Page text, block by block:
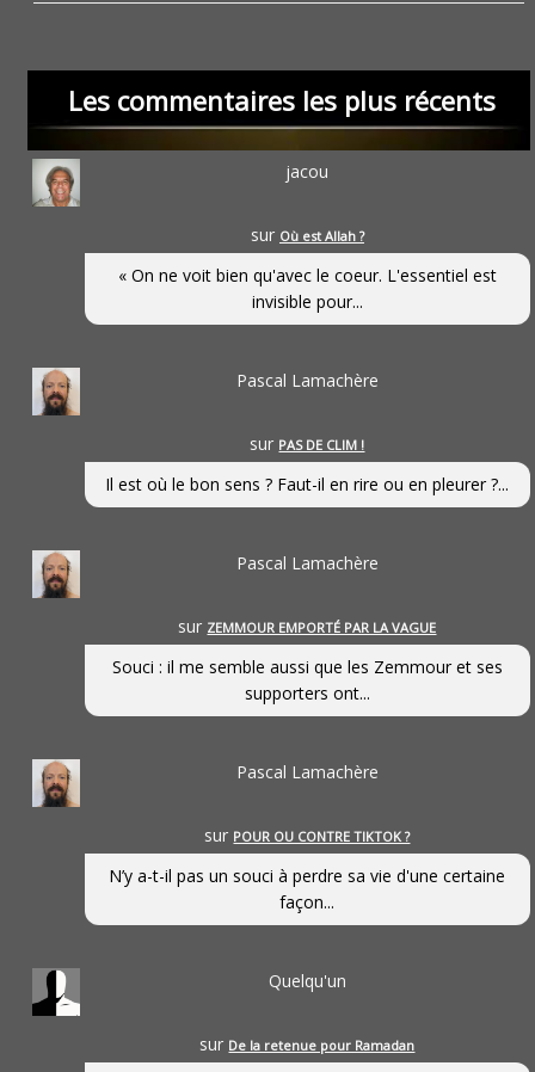
Les commentaires les plus récents
jacou
sur Où est Allah ?
« On ne voit bien qu'avec le coeur. L'essentiel est
invisible pour...
Pascal Lamachère
sur PAS DE CLIM !
Il est où le bon sens ? Faut-il en rire ou en pleurer ?...
Pascal Lamachère
sur ZEMMOUR EMPORTÉ PAR LA VAGUE
Souci : il me semble aussi que les Zemmour et ses
supporters ont...
Pascal Lamachère
sur POUR OU CONTRE TIKTOK ?
N’y a-t-il pas un souci à perdre sa vie d'une certaine
façon...
Quelqu'un
sur De la retenue pour Ramadan